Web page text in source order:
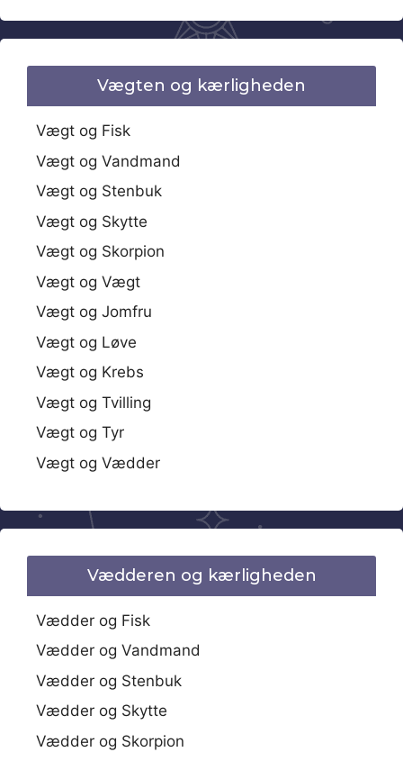
Vægten og kærligheden
Vægt og Fisk
Vægt og Vandmand
Vægt og Stenbuk
Vægt og Skytte
Vægt og Skorpion
Vægt og Vægt
Vægt og Jomfru
Vægt og Løve
Vægt og Krebs
Vægt og Tvilling
Vægt og Tyr
Vægt og Vædder
Vædderen og kærligheden
Vædder og Fisk
Vædder og Vandmand
Vædder og Stenbuk
Vædder og Skytte
Vædder og Skorpion